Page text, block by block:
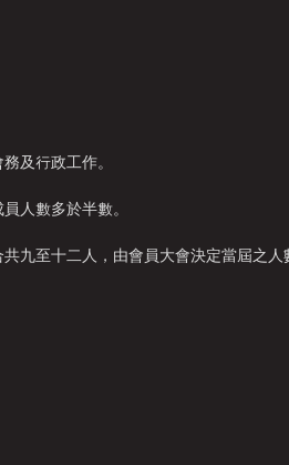
務及行政工作。
人數多於半數。
九至十二人，由會員大會決定當屆之人